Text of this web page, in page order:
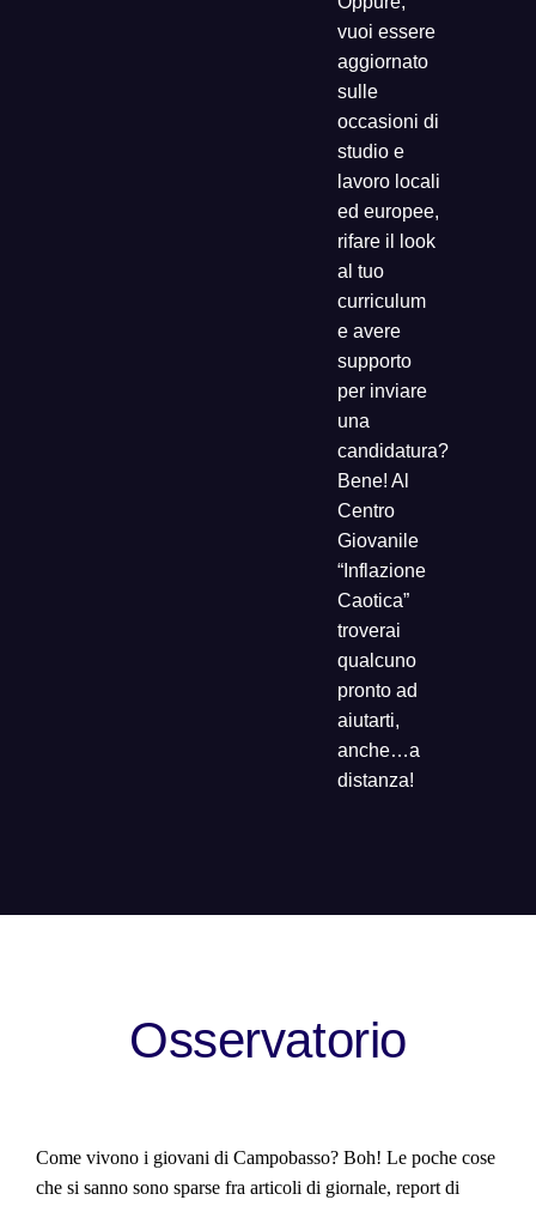
vuoi essere
aggiornato
sulle
occasioni di
studio e
lavoro locali
ed europee,
rifare il look
al tuo
curriculum
e avere
supporto
per inviare
una
candidatura?
Bene! Al
Centro
Giovanile
“Inflazione
Caotica”
troverai
qualcuno
pronto ad
aiutarti,
anche…a
distanza!
Osservatorio
Come vivono i giovani di Campobasso? Boh! Le poche cose
che si sanno sono sparse fra articoli di giornale, report di